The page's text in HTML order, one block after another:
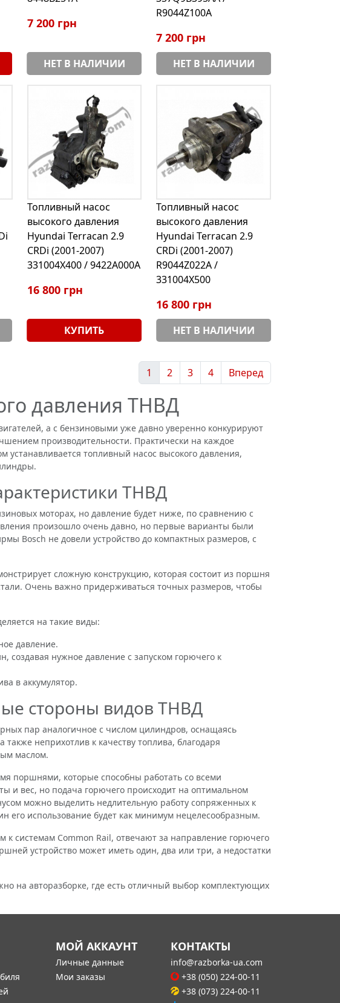
7 200 грн
НЕТ В НАЛИЧИИ
R9044Z100A
7 200 грн
НЕТ В НАЛИЧИИ
Топливный насос
высокого давления
Hyundai Terracan 2.9
CRDi (2001-2007)
331004X400 / 9422A000A
16 800 грн
КУПИТЬ
Топливный насос
высокого давления
Hyundai Terracan 2.9
CRDi (2001-2007)
R9044Z022A /
331004X500
16 800 грн
НЕТ В НАЛИЧИИ
1 2 3 4 Вперед
давления ТНВД
а с бензиновыми уже давно уверенно конкурируют
производительности. Практически на каждое
устанавливается топливный насос высокого давления,
ТНВД
моторах, но давление будет ниже, по сравнению с
произошло очень давно, но первые варианты были
Bosch не довели устройство до компактных размеров, с
сложную конструкцию, которая состоит из поршня
Очень важно придерживаться точных размеров, чтобы
на такие виды:
давление.
создавая нужное давление с запуском горючего к
в аккумулятор.
стороны видов ТНВД
пар аналогичное с числом цилиндров, оснащаясь
неприхотлив к качеству топлива, благодаря
маслом.
поршнями, которые способны работать со всеми
и вес, но подача горючего происходит на оптимальном
можно выделить недлительную работу сопряженных к
его использование будет как минимум нецелесообразным.
системам Common Rail, отвечают за направление горючего
устройство может иметь один, два или три, а недостатки
на авторазборке, где есть отличный выбор комплектующих
МОЙ АККАУНТ
Личные данные
Мои заказы
КОНТАКТЫ
info@razborka-ua.com
+38 (050) 224-00-11
+38 (073) 224-00-11